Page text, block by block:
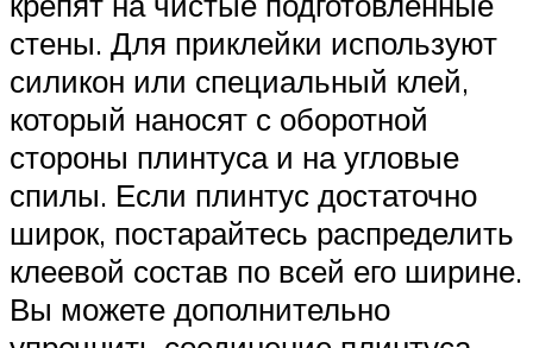
стены. Для приклейки используют
силикон или специальный клей,
который наносят с оборотной
стороны плинтуса и на угловые
спилы. Если плинтус достаточно
широк, постарайтесь распределить
клеевой состав по всей его ширине.
Вы можете дополнительно